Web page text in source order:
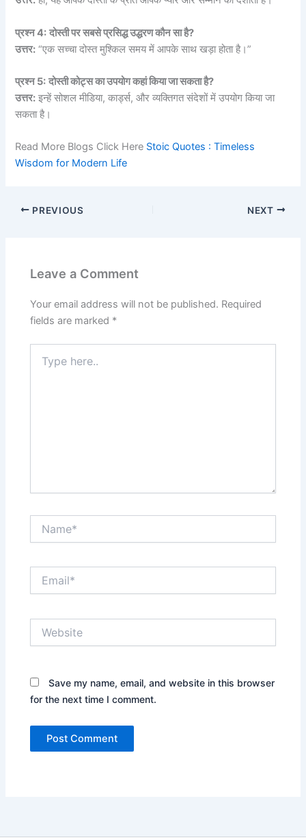
प्रश्न 4: दोस्ती पर सबसे प्रसिद्ध उद्धरण कौन सा है?
उत्तर: “एक सच्चा दोस्त मुश्किल समय में आपके साथ खड़ा होता है।”
प्रश्न 5: दोस्ती कोट्स का उपयोग कहां किया जा सकता है?
उत्तर: इन्हें सोशल मीडिया, कार्ड्स, और व्यक्तिगत संदेशों में उपयोग किया जा
सकता है।
Read More Blogs Click Here Stoic Quotes : Timeless
Wisdom for Modern Life
PREVIOUS NEXT
Leave a Comment
Your email address will not be published. Required
fields are marked *
here..
Save my name, email, and website in this browser
for the next time I comment.